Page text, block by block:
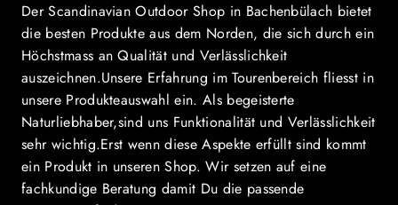
Der Scandinavian Outdoor Shop in Bachenbülach bietet
die besten Produkte aus dem Norden, die sich durch ein
Höchstmass an Qualität und Verlässlichkeit
auszeichnen.Unsere Erfahrung im Tourenbereich fliesst in
unsere Produkteauswahl ein. Als begeisterte
Naturliebhaber,sind uns Funktionalität und Verlässlichkeit
sehr wichtig.Erst wenn diese Aspekte erfüllt sind kommt
ein Produkt in unseren Shop. Wir setzen auf eine
fachkundige Beratung damit Du die passende